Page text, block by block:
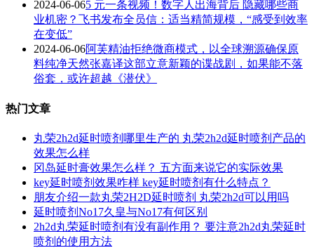
2024-06-065 元一条视频！数字人出海背后 隐藏哪些商
业机密？飞书发布全员信：适当精简规模，“感受到效率
在变低”
2024-06-06阿芙精油拒绝微商模式，以全球溯源确保原
料纯净天然张嘉译这部立意新颖的谍战剧，如果能不落
俗套，或许超越《潜伏》
热门文章
丸荣2h2d延时喷剂哪里生产的 丸荣2h2d延时喷剂产品的
效果怎么样
冈岛延时膏效果怎么样？ 五方面来说它的实际效果
key延时喷剂效果咋样 key延时喷剂有什么特点？
朋友介绍一款丸荣2H2D延时喷剂 丸荣2h2d可以用吗
延时喷剂No17久皇与No17有何区别
2h2d丸荣延时喷剂有没有副作用？ 要注意2h2d丸荣延时
喷剂的使用方法